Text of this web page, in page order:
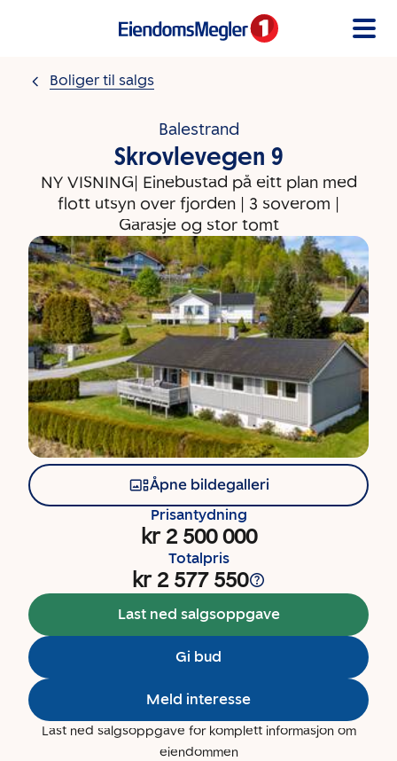
Boliger til salgs
Balestrand
Skrovlevegen 9
NY VISNING| Einebustad på eitt plan med
flott utsyn over fjorden | 3 soverom |
Garasje og stor tomt
Åpne bildegalleri
Prisantydning
kr 2 500 000
Totalpris
kr 2 577 550
Last ned salgsoppgave
Gi bud
Meld interesse
Last ned salgsoppgave for komplett informasjon om
eiendommen